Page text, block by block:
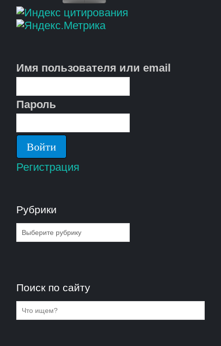
Имя пользователя или email
Пароль
Регистрация
Рубрики
Рубрики
Поиск по сайту